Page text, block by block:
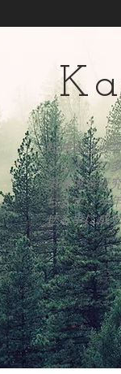
軽井沢は避
ジェクトの
築環境を研
ちます。今
せる事に成